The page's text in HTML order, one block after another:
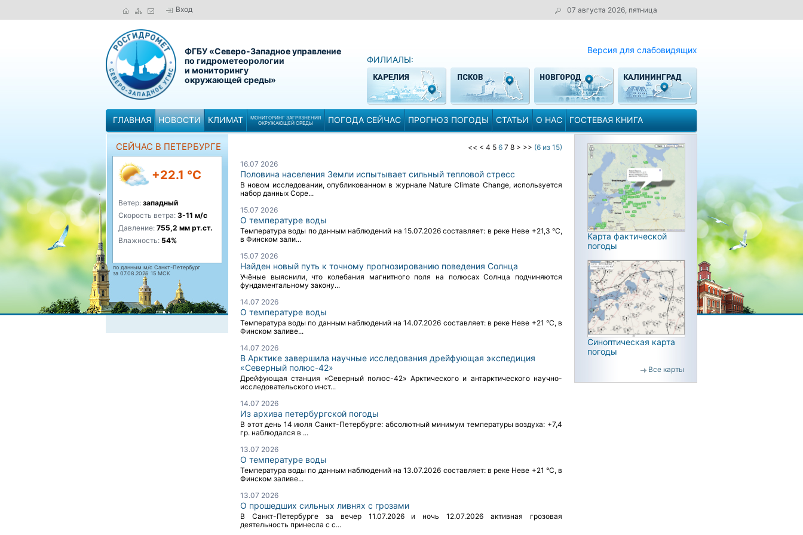
Вход 07 августа 2026, пятница
ФГБУ «Северо-Западное управление
по гидрометеорологии
и мониторингу
окружающей среды»
Версия для слабовидящих
ФИЛИАЛЫ:
ГЛАВНАЯ НОВОСТИ КЛИМАТ
МОНИТОРИНГ ЗАГРЯЗНЕНИЯ
ОКРУЖАЮЩЕЙ СРЕДЫ
ПОГОДА СЕЙЧАС ПРОГНОЗ ПОГОДЫ СТАТЬИ О НАС ГОСТЕВАЯ КНИГА
СЕЙЧАС В ПЕТЕРБУРГЕ
+22.1 °C
Ветер: западный
Скорость ветра: 3-11 м/с
Давление: 755,2 мм рт.ст.
Влажность: 54%
по данным м/с Санкт-Петербург
за 07.08.2026 15 МСК
<< < 4 5 6 7 8 > >> (6 из 15)
16.07 2026
Половина населения Земли испытывает сильный тепловой стресс
В новом исследовании, опубликованном в журнале Nature Climate Change, используется
набор данных Cope...
15.07 2026
О температуре воды
Температура воды по данным наблюдений на 15.07.2026 составляет: в реке Неве +21,3 °C,
в Финском зали...
15.07 2026
Найден новый путь к точному прогнозированию поведения Солнца
Учёные выяснили, что колебания магнитного поля на полюсах Солнца подчиняются
фундаментальному закону...
14.07 2026
О температуре воды
Температура воды по данным наблюдений на 14.07.2026 составляет: в реке Неве +21 °C, в
Финском заливе...
14.07 2026
В Арктике завершила научные исследования дрейфующая экспедиция
«Северный полюс-42»
Дрейфующая станция «Северный полюс-42» Арктического и антарктического научно-
исследовательского инст...
14.07 2026
Из архива петербургской погоды
В этот день 14 июля Санкт-Петербурге: абсолютный минимум температуры воздуха: +7,4
гр. наблюдался в ...
13.07 2026
О температуре воды
Температура воды по данным наблюдений на 13.07.2026 составляет: в реке Неве +21 °C, в
Финском заливе...
13.07 2026
О прошедших сильных ливнях с грозами
В Санкт-Петербурге за вечер 11.07.2026 и ночь 12.07.2026 активная грозовая
деятельность принесла с с...
Карта фактической
погоды
Синоптическая карта
погоды
Все карты